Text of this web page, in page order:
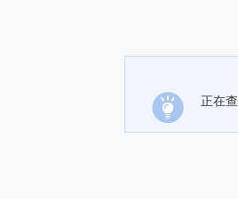
正在